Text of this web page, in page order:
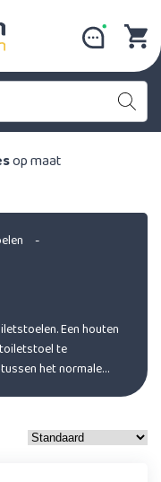
op maat
-
Een houten
te
het normale